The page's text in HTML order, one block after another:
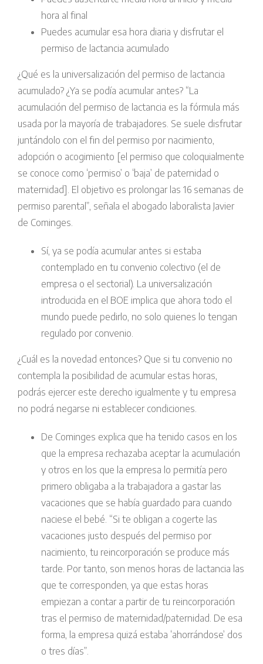
hora al final
Puedes acumular esa hora diaria y disfrutar el
permiso de lactancia acumulado
¿Qué es la universalización del permiso de lactancia
acumulado? ¿Ya se podía acumular antes? “La
acumulación del permiso de lactancia es la fórmula más
usada por la mayoría de trabajadores. Se suele disfrutar
juntándolo con el fin del permiso por nacimiento,
adopción o acogimiento [el permiso que coloquialmente
se conoce como ‘permiso’ o ‘baja’ de paternidad o
maternidad]. El objetivo es prolongar las 16 semanas de
permiso parental”, señala el abogado laboralista Javier
de Cominges.
Sí, ya se podía acumular antes si estaba
contemplado en tu convenio colectivo (el de
empresa o el sectorial). La universalización
introducida en el BOE implica que ahora todo el
mundo puede pedirlo, no solo quienes lo tengan
regulado por convenio.
¿Cuál es la novedad entonces? Que si tu convenio no
contempla la posibilidad de acumular estas horas,
podrás ejercer este derecho igualmente y tu empresa
no podrá negarse ni establecer condiciones.
De Cominges explica que ha tenido casos en los
que la empresa rechazaba aceptar la acumulación
y otros en los que la empresa lo permitía pero
primero obligaba a la trabajadora a gastar las
vacaciones que se había guardado para cuando
naciese el bebé. “Si te obligan a cogerte las
vacaciones justo después del permiso por
nacimiento, tu reincorporación se produce más
tarde. Por tanto, son menos horas de lactancia las
que te corresponden, ya que estas horas
empiezan a contar a partir de tu reincorporación
tras el permiso de maternidad/paternidad. De esa
forma, la empresa quizá estaba ‘ahorrándose’ dos
o tres días”.